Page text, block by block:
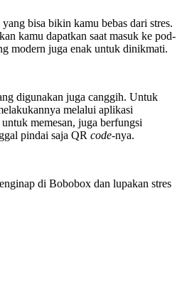
bisa bikin kamu bebas dari stres.
kamu dapatkan saat masuk ke pod-
modern juga enak untuk dinikmati.
digunakan juga canggih. Untuk
melalui aplikasi
memesan, juga berfungsi
pindai saja QR code-nya.
di Bobobox dan lupakan stres